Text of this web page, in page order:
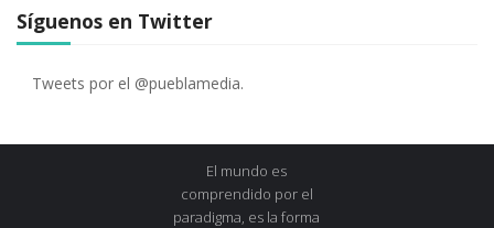
Síguenos en Twitter
Tweets por el @pueblamedia.
El mundo es
comprendido por el
paradigma, es la forma